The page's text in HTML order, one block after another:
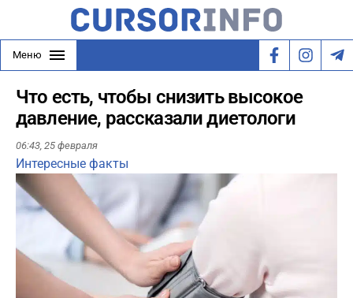
Меню
Что есть, чтобы снизить высокое
давление, рассказали диетологи
06:43, 25 февраля
Интересные факты